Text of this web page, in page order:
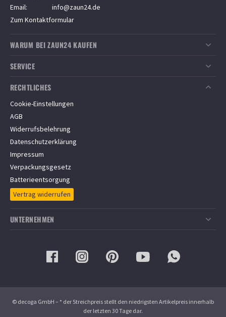
Email:
info@zaun24.de
Zum Kontaktformular
WARUM BEI ZAUN24 KAUFEN
Top-Kundenservice
Versandkostenfrei ab
Über 4.000 Kundenbewertungen
SERVICE
Zahlungsarten
Informationen zur Lieferzeit
Informationen zum Bestellvorgang
Barrierefreiheit
FAQ/Häufige Fragen
Montageservice
RECHTLICHES
Cookie-Einstellungen
AGB
Widerrufsbelehrung
Datenschutzerklärung
Impressum
Verpackungsgesetz
Batterieentsorgung
Vertrag widerrufen
UNTERNEHMEN
Aktuelle Informationen
Gewerbliche Kunden
© decoga GmbH – * der Streichpreis stellt den niedrigsten Artikelpreis innerhalb
der letzten 30 Tage dar.